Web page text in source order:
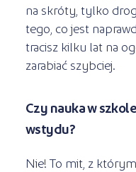
na skróty, tylko
tego, co jest
tracisz kilku lat na
zarabiać szybciej.
Czy nauka w
wstydu?
Nie! To mit, z